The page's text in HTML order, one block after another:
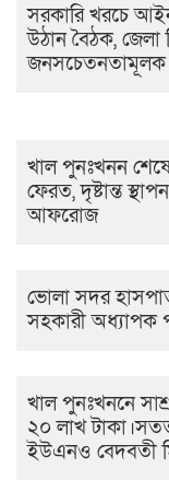
সরকারি খরচে
উঠান বৈঠক,
জনসচেতনতামূলক
খাল পুনঃখনন শেষে
ফেরত, দৃষ্টান্ত
আফরোজ
ভোলা সদর
সহকারী অধ্যাপক
খাল পুনঃখননে
২০ লাখ
ইউএনও বেদবতী